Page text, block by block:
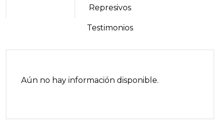
Represivos
Testimonios
Aún no hay información disponible.